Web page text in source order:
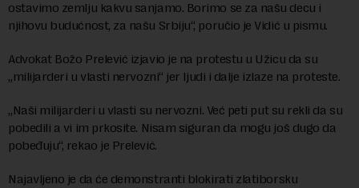
ostavimo zemlju kakvu sanjamo. Borimo se za našu decu i
njihovu budućnost, za našu Srbiju“, poručio je Vidić u pismu.
Advokat Božo Prelević izjavio je na protestu u Užicu da su
„milijarderi u vlasti nervozni“ jer ljudi i dalje izlaze na proteste.
„Naši milijarderi u vlasti su nervozni. Već peti put su rekli da su
pobedili a vi im prkosite. Nisam siguran da mogu još dugo da
pobeđuju“, rekao je Prelević.
Najavljeno je da će demonstranti blokirati zlatiborsku